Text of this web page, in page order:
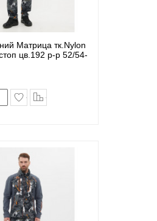
Матрица тк.Nylon
цв.192 р-р 52/54-
в закладки